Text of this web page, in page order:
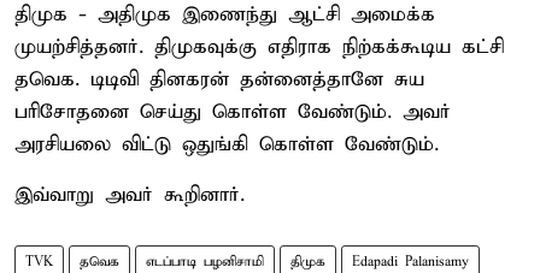
திமுக - அதிமுக இணைந்து ஆட்சி அமைக்க
முயற்சித்தனர். திமுகவுக்கு எதிராக நிற்கக்கூடிய கட்சி
தவெக. டிடிவி தினகரன் தன்னைத்தானே சுய
பரிசோதனை செய்து கொள்ள வேண்டும். அவர்
அரசியலை விட்டு ஒதுங்கி கொள்ள வேண்டும்.
இவ்வாறு அவர் கூறினார்.
TVK தவெக எடப்பாடி பழனிசாமி திமுக Edapadi Palanisamy